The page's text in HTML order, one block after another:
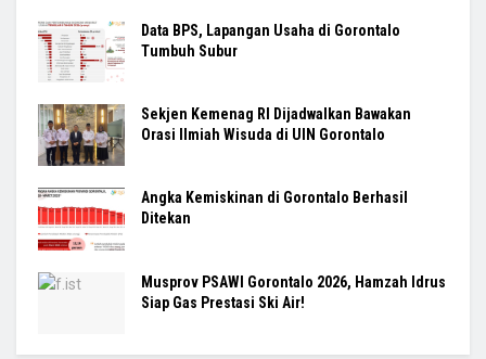
Data BPS, Lapangan Usaha di Gorontalo
Tumbuh Subur
Sekjen Kemenag RI Dijadwalkan Bawakan
Orasi Ilmiah Wisuda di UIN Gorontalo
Angka Kemiskinan di Gorontalo Berhasil
Ditekan
Musprov PSAWI Gorontalo 2026, Hamzah Idrus
Siap Gas Prestasi Ski Air!